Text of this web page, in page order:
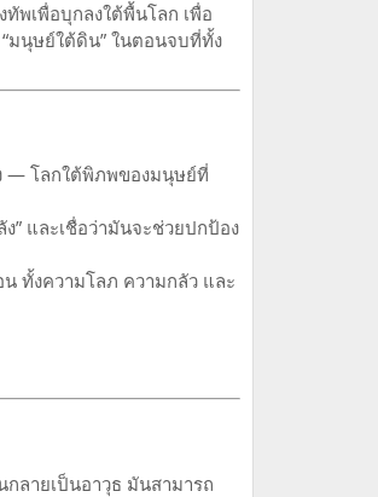
ทัพเพื่อบุกลงใต้พื้นโลก เพื่อ
มนุษย์ใต้ดิน” ในตอนจบที่ทั้ง
— โลกใต้พิภพของมนุษย์ที่
” และเชื่อว่ามันจะช่วยปกป้อง
ทั้งความโลภ ความกลัว และ
ลายเป็นอาวุธ มันสามารถ